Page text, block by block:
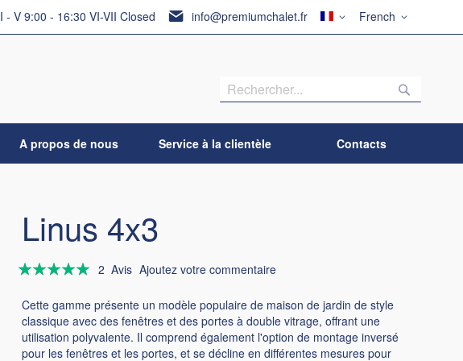
Langue
French
Pays
info@premiumchalet.fr
I - V 9:00 - 16:30 VI-VII Closed
A propos de nous Service à la clientèle Contacts
Linus 4x3
Évaluation:
2 Avis Ajoutez votre commentaire
Cette gamme présente un modèle populaire de maison de jardin de style
classique avec des fenêtres et des portes à double vitrage, offrant une
utilisation polyvalente. Il comprend également l'option de montage inversé
pour les fenêtres et les portes, et se décline en différentes mesures pour